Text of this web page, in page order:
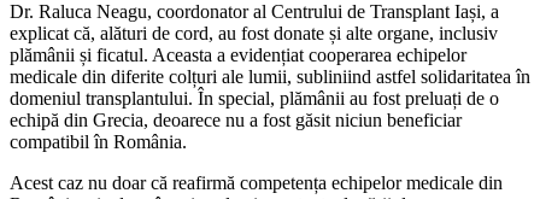
Dr. Raluca Neagu, coordonator al Centrului de Transplant Iași, a
explicat că, alături de cord, au fost donate și alte organe, inclusiv
plămânii și ficatul. Aceasta a evidențiat cooperarea echipelor
medicale din diferite colțuri ale lumii, subliniind astfel solidaritatea în
domeniul transplantului. În special, plămânii au fost preluați de o
echipă din Grecia, deoarece nu a fost găsit niciun beneficiar
compatibil în România.
Acest caz nu doar că reafirmă competența echipelor medicale din